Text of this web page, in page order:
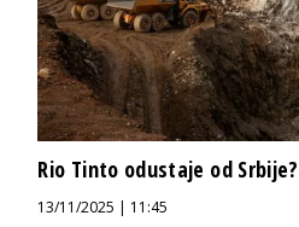
Rio Tinto odustaje od Srbije?
13/11/2025 | 11:45